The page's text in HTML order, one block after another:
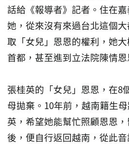
話給《報導者》記者。住在
她，從來沒有來過台北這個
取「女兒」恩恩的權利，她
首都，甚至進到立法院陳情恩
張桂英的「女兒」恩恩，在8
母拋棄。10年前，越南籍生
英，希望她能幫忙照顧恩恩
後，便自行返回越南，從此音